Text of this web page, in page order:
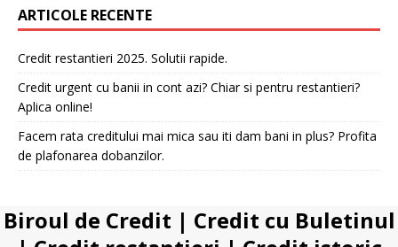
ARTICOLE RECENTE
Credit restantieri 2025. Solutii rapide.
Credit urgent cu banii in cont azi? Chiar si pentru restantieri?
Aplica online!
Facem rata creditului mai mica sau iti dam bani in plus? Profita
de plafonarea dobanzilor.
Biroul de Credit | Credit cu Buletinul